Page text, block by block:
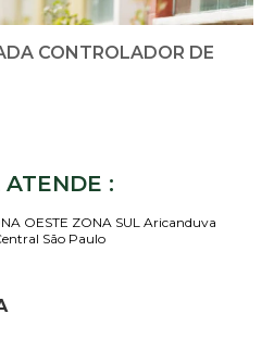
CONTROLADOR DE
ATENDE :
OESTE ZONA SUL Aricanduva
São Paulo